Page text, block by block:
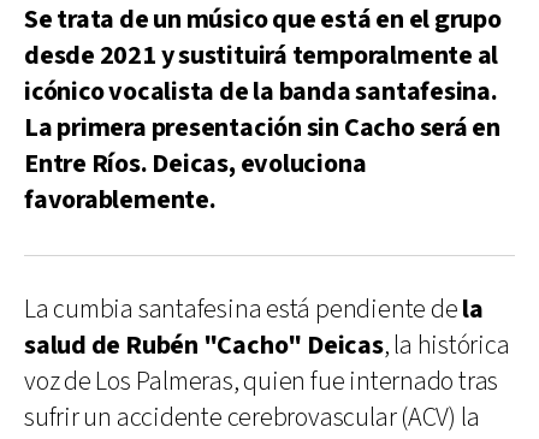
Se trata de un músico que está en el grupo
desde 2021 y sustituirá temporalmente al
icónico vocalista de la banda santafesina.
La primera presentación sin Cacho será en
Entre Ríos. Deicas, evoluciona
favorablemente.
La cumbia santafesina está pendiente dela
salud de Rubén "Cacho" Deicas, la histórica
voz de Los Palmeras, quien fue internado tras
sufrir un accidente cerebrovascular (ACV) la